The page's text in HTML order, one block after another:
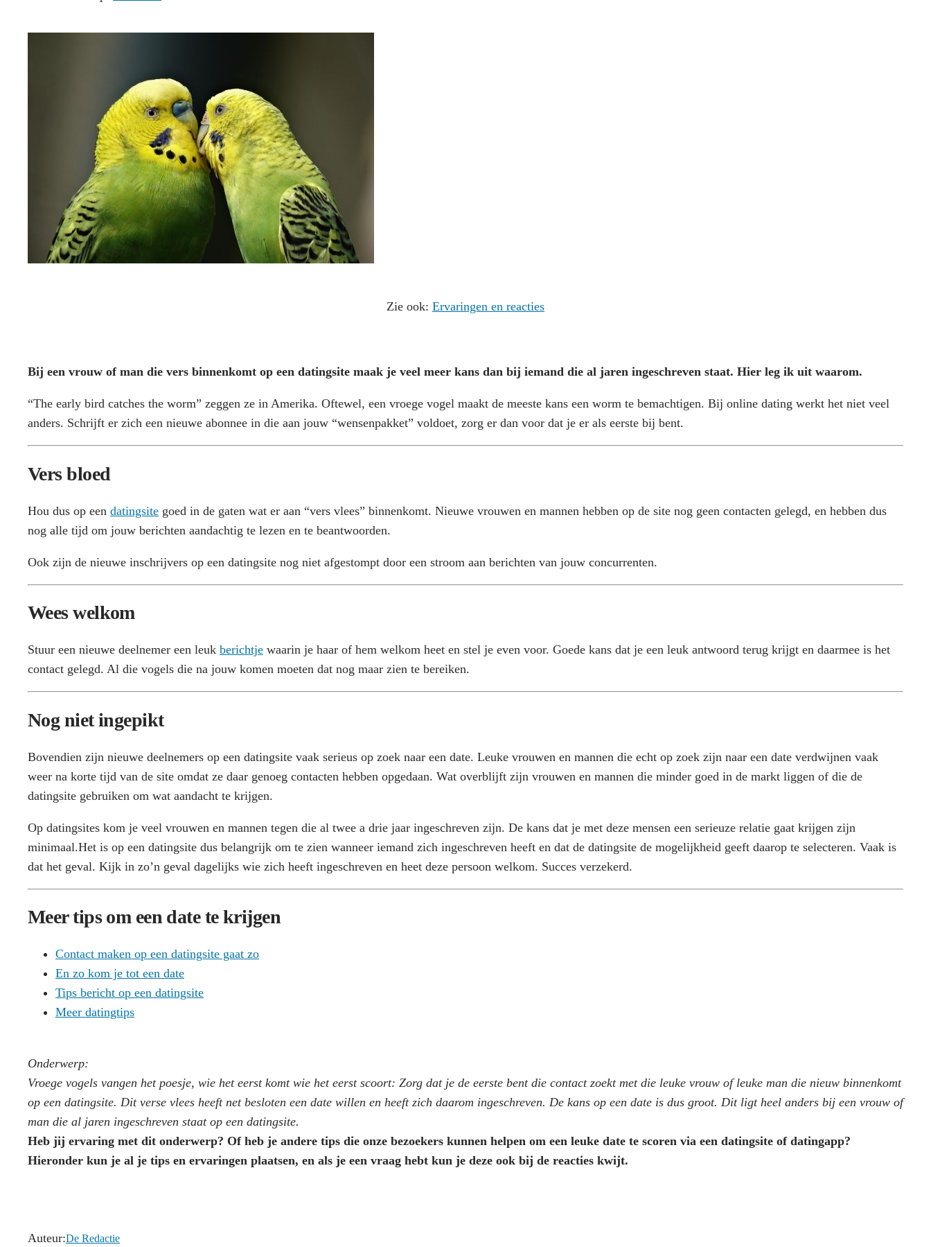
Zie ook: Ervaringen en reacties
Bij een vrouw of man die vers binnenkomt op een datingsite maak je veel meer kans dan bij iemand die al jaren ingeschreven staat. Hier leg ik uit waarom.
“The early bird catches the worm” zeggen ze in Amerika. Oftewel, een vroege vogel maakt de meeste kans een worm te bemachtigen. Bij online dating werkt het niet veel
anders. Schrijft er zich een nieuwe abonnee in die aan jouw “wensenpakket” voldoet, zorg er dan voor dat je er als eerste bij bent.
Vers bloed
Hou dus op een datingsite goed in de gaten wat er aan “vers vlees” binnenkomt. Nieuwe vrouwen en mannen hebben op de site nog geen contacten gelegd, en hebben dus
nog alle tijd om jouw berichten aandachtig te lezen en te beantwoorden.
Ook zijn de nieuwe inschrijvers op een datingsite nog niet afgestompt door een stroom aan berichten van jouw concurrenten.
Wees welkom
Stuur een nieuwe deelnemer een leuk berichtje waarin je haar of hem welkom heet en stel je even voor. Goede kans dat je een leuk antwoord terug krijgt en daarmee is het
contact gelegd. Al die vogels die na jouw komen moeten dat nog maar zien te bereiken.
Nog niet ingepikt
Bovendien zijn nieuwe deelnemers op een datingsite vaak serieus op zoek naar een date. Leuke vrouwen en mannen die echt op zoek zijn naar een date verdwijnen vaak
weer na korte tijd van de site omdat ze daar genoeg contacten hebben opgedaan. Wat overblijft zijn vrouwen en mannen die minder goed in de markt liggen of die de
datingsite gebruiken om wat aandacht te krijgen.
Op datingsites kom je veel vrouwen en mannen tegen die al twee a drie jaar ingeschreven zijn. De kans dat je met deze mensen een serieuze relatie gaat krijgen zijn
minimaal.Het is op een datingsite dus belangrijk om te zien wanneer iemand zich ingeschreven heeft en dat de datingsite de mogelijkheid geeft daarop te selecteren. Vaak is
dat het geval. Kijk in zo’n geval dagelijks wie zich heeft ingeschreven en heet deze persoon welkom. Succes verzekerd.
Meer tips om een date te krijgen
Contact maken op een datingsite gaat zo
En zo kom je tot een date
Tips bericht op een datingsite
Meer datingtips
Onderwerp:
Vroege vogels vangen het poesje, wie het eerst komt wie het eerst scoort: Zorg dat je de eerste bent die contact zoekt met die leuke vrouw of leuke man die nieuw binnenkomt
op een datingsite. Dit verse vlees heeft net besloten een date willen en heeft zich daarom ingeschreven. De kans op een date is dus groot. Dit ligt heel anders bij een vrouw of
man die al jaren ingeschreven staat op een datingsite.
Heb jij ervaring met dit onderwerp? Of heb je andere tips die onze bezoekers kunnen helpen om een leuke date te scoren via een datingsite of datingapp?
Hieronder kun je al je tips en ervaringen plaatsen, en als je een vraag hebt kun je deze ook bij de reacties kwijt.
Auteur:De Redactie